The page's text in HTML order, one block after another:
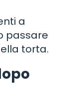
a
passare
torta.